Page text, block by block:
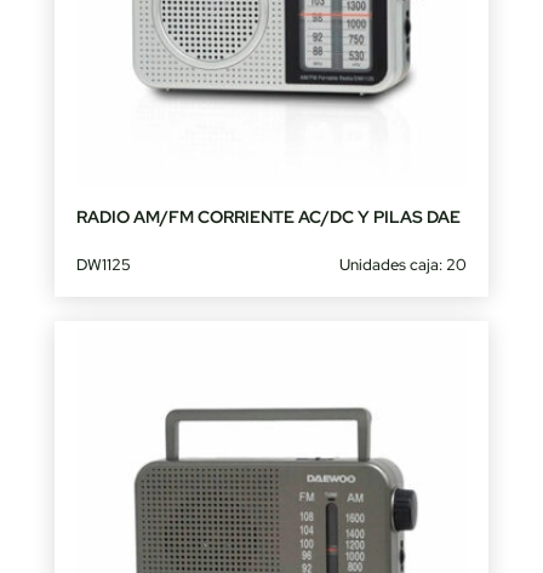
RADIO AM/FM CORRIENTE AC/DC Y PILAS DAE
DW1125 Unidades caja: 20